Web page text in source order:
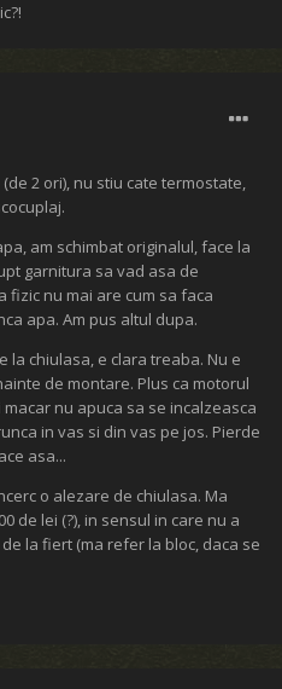
2 ori), nu stiu cate termostate,
am schimbat originalul, face la
garnitura sa vad asa de
fizic nu mai are cum sa faca
apa. Am pus altul dupa.
la chiulasa, e clara treaba. Nu e
de montare. Plus ca motorul
nu apuca sa se incalzeasca
in vas si din vas pe jos. Pierde
asa...
o alezare de chiulasa. Ma
de lei (?), in sensul in care nu a
la fiert (ma refer la bloc, daca se